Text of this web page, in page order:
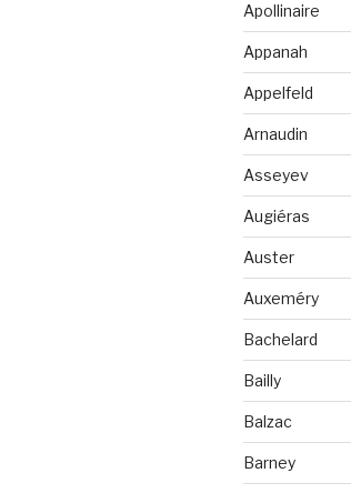
Apollinaire
Appanah
Appelfeld
Arnaudin
Asseyev
Augiéras
Auster
Auxeméry
Bachelard
Bailly
Balzac
Barney